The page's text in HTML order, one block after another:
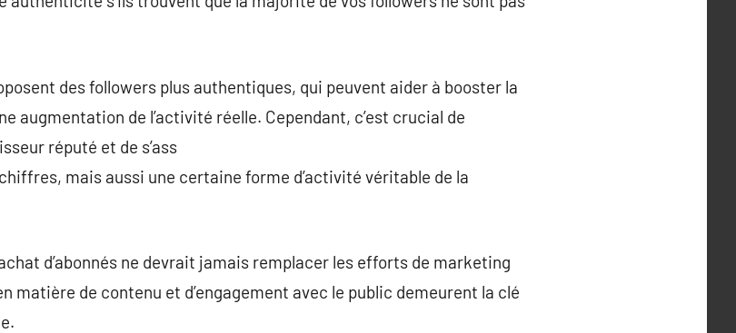
des followers plus authentiques, qui peuvent aider à booster la
augmentation de l’activité réelle. Cependant, c’est crucial de
réputé et de s’ass
mais aussi une certaine forme d’activité véritable de la
d’abonnés ne devrait jamais remplacer les efforts de marketing
matière de contenu et d’engagement avec le public demeurent la clé